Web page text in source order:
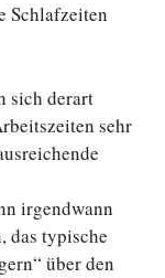
Schlafzeiten
sich derart
sehr
irgendwann
das typische
über den